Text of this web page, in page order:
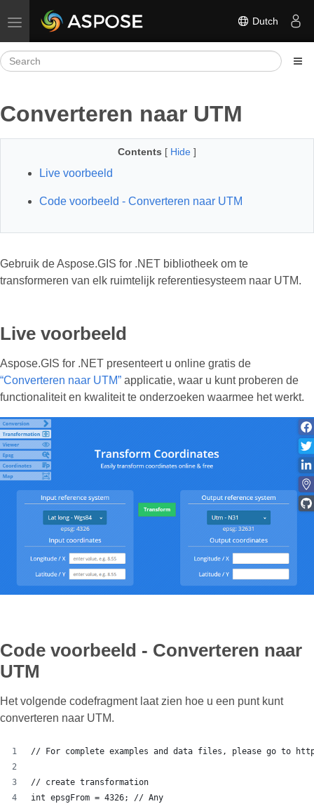
Toggle navigation Dutch
Converteren naar UTM
Contents [ Hide ]
Live voorbeeld
Code voorbeeld - Converteren naar UTM
Gebruik de Aspose.GIS for .NET bibliotheek om te
transformeren van elk ruimtelijk referentiesysteem naar UTM.
Live voorbeeld
Aspose.GIS for .NET presenteert u online gratis de
“Converteren naar UTM” applicatie, waar u kunt proberen de
functionaliteit en kwaliteit te onderzoeken waarmee het werkt.
Code voorbeeld - Converteren naar
UTM
Het volgende codefragment laat zien hoe u een punt kunt
converteren naar UTM.
// For complete examples and data files, please go to
// create transformation
int epsgFrom = 4326; // Any